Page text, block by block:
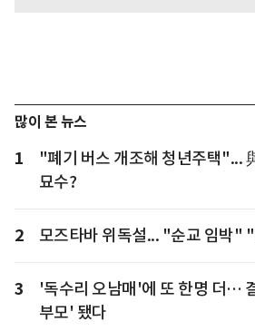
많이 본 뉴스
1
"폐기 버스 개조해 청년주택"...
묘수?
2 모즈타바 위독설... "순교 임박"
3
'독수리 오남매'에 또 한명 더…
부모' 됐다